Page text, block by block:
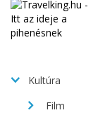
Kultúra
Film